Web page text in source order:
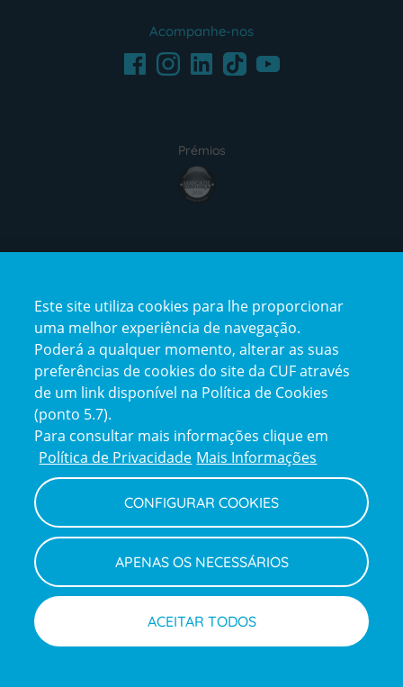
Acompanhe-nos
FacebookInstagramLinkedInTikTokYoutube
Prémios
award4
certification2certification3
Reclamações
e
elogios
Policy
Política de Privacidade e Cookies
Declaração de Acessibilidade
Canal de Denúncias
Informações legais
Este site utiliza cookies para lhe proporcionar
uma melhor experiência de navegação.
Poderá a qualquer momento, alterar as suas
preferências de cookies do site da CUF através
de um link disponível na Política de Cookies
(ponto 5.7).
Para consultar mais informações clique em
Política de Privacidade Mais Informações
CONFIGURAR COOKIES
APENAS OS NECESSÁRIOS
ACEITAR TODOS